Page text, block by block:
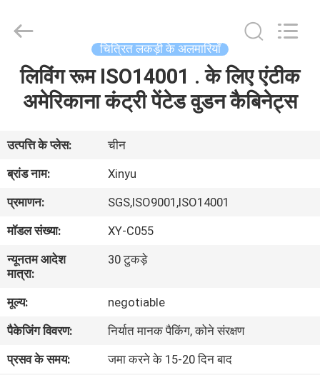
घर
हमारे
बारे
कारखाना
गुणवत्ता
नियंत्रण
Furniture
Co.,Ltd.
Reserved.
चित्रित लकड़ी के अलमारियाँ
लिविंग रूम ISO14001 . के लिए एंटीक
अमेरिकाना कंट्री पेंटेड वुडन कैबिनेट्स
उत्पत्ति के प्लेस:
चीन
ब्रांड नाम:
Xinyu
प्रमाणन:
SGS,ISO9001,ISO14001
मॉडल संख्या:
XY-C055
न्यूनतम आदेश
मात्रा:
30 टुकड़े
मूल्य:
negotiable
पैकेजिंग विवरण:
निर्यात मानक पैकिंग, कोने संरक्षण
प्रसव के समय:
जमा करने के 15-20 दिन बाद